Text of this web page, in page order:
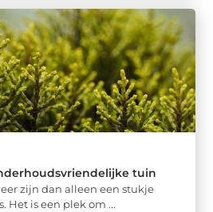
tuin
zijn dan alleen een stukje
Het is een plek om ...